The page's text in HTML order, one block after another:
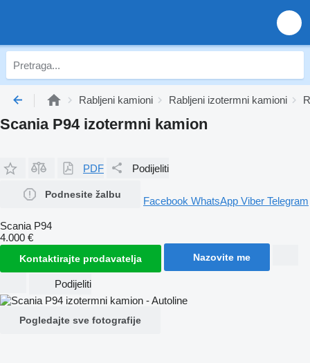
Rabljeni kamioni Rabljeni izotermni kamioni
Scania P94 izotermni kamion
PDF Podijeliti
Podnesite žalbu
Facebook WhatsApp Viber Telegram
Scania P94
4.000 €
Kontaktirajte prodavatelja Nazovite me
Podijeliti
Pogledajte sve fotografije